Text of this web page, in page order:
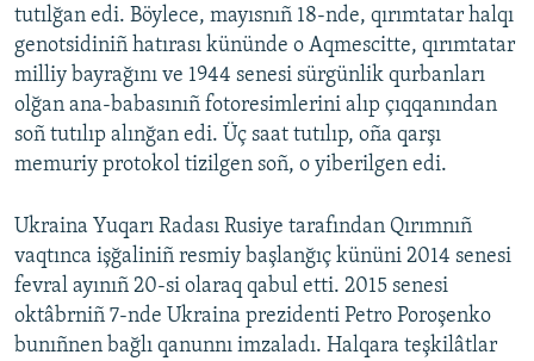
tutılğan edi. Böylece, mayısnıñ 18-nde, qırımtatar halqı
genotsidiniñ hatırası kününde o Aqmescitte, qırımtatar
milliy bayrağını ve 1944 senesi sürgünlik qurbanları
olğan ana-babasınıñ fotoresimlerini alıp çıqqanından
soñ tutılıp alınğan edi. Üç saat tutılıp, oña qarşı
memuriy protokol tizilgen soñ, o yiberilgen edi.
Ukraina Yuqarı Radası Rusiye tarafından Qırımnıñ
vaqtınca işğaliniñ resmiy başlanğıç kününi 2014 senesi
fevral ayınıñ 20-si olaraq qabul etti. 2015 senesi
oktâbrniñ 7-nde Ukraina prezidenti Petro Poroşenko
bunıñnen bağlı qanunnı imzaladı. Halqara teşkilâtlar